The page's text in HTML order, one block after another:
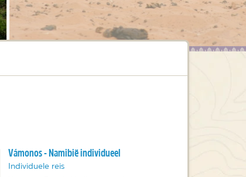
Vámonos - Namibië individueel
Individuele reis